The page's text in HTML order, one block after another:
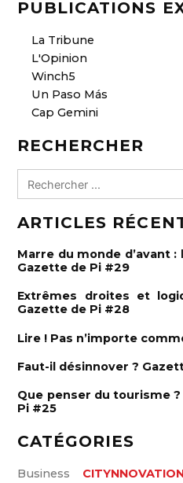
PUBLICATIONS
La Tribune
L'Opinion
Winch5
Un Paso Más
Cap Gemini
RECHERCHER
e
h
e
r
h
r
ARTICLES
Marre du monde d’avant :
Gazette de Pi #29
Extrêmes droites et
Gazette de Pi #28
Lire ! Pas n’importe
Faut-il désinnover ?
Que penser du tourisme
Pi #25
CATÉGORIES
Business